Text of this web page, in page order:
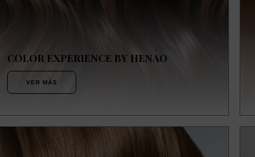
COLOR EXPERIENCE BY HENAO
VER MÁS